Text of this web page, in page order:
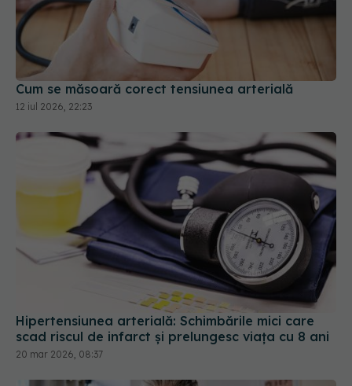
Cum se măsoară corect tensiunea arterială
12 iul 2026, 22:23
Hipertensiunea arterială: Schimbările mici care
scad riscul de infarct și prelungesc viața cu 8 ani
20 mar 2026, 08:37